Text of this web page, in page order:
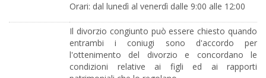
Orari: dal lunedì al venerdì dalle 9:00 alle 12:00
Il divorzio congiunto può essere chiesto quando
entrambi i coniugi sono d'accordo per
l'ottenimento del divorzio e concordano le
condizioni relative ai figli ed ai rapporti